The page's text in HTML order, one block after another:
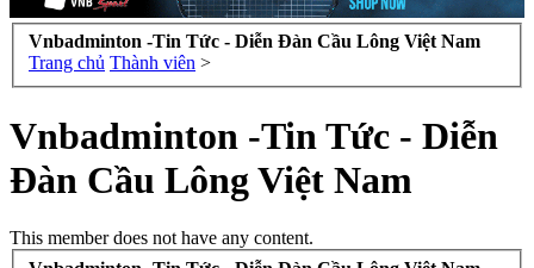
Vnbadminton -Tin Tức - Diễn Đàn Cầu Lông Việt Nam
Trang chủ Thành viên >
Vnbadminton -Tin Tức - Diễn
Đàn Cầu Lông Việt Nam
This member does not have any content.